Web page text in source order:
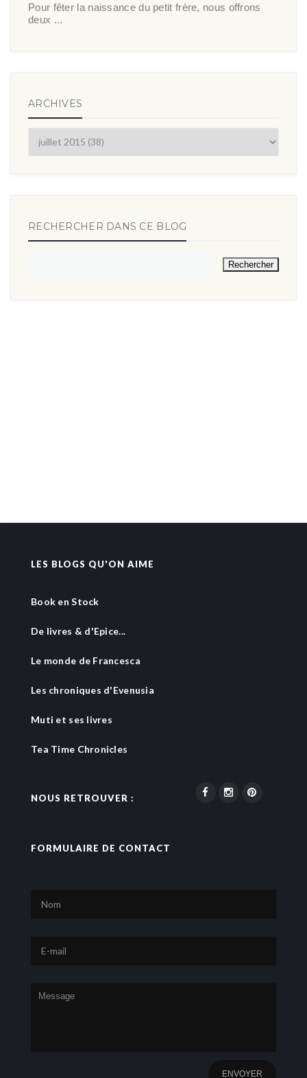
Pour fêter la naissance du petit frère, nous offrons
deux ...
ARCHIVES
RECHERCHER DANS CE BLOG
LES BLOGS QU'ON AIME
Book en Stock
De livres & d'Epice...
Le monde de Francesca
Les chroniques d'Evenusia
Muti et ses livres
Tea Time Chronicles
NOUS RETROUVER :
FORMULAIRE DE CONTACT